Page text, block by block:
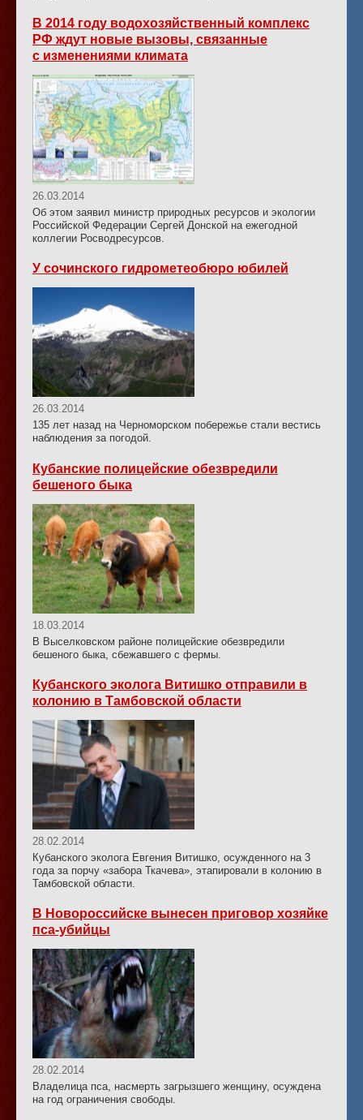
В 2014 году водохозяйственный комплекс
РФ ждут новые вызовы, связанные
с изменениями климата
26.03.2014
Об этом заявил министр природных ресурсов и экологии
Российской Федерации Сергей Донской на ежегодной
коллегии Росводресурсов.
У сочинского гидрометеобюро юбилей
26.03.2014
135 лет назад на Черноморском побережье стали вестись
наблюдения за погодой.
Кубанские полицейские обезвредили
бешеного быка
18.03.2014
В Выселковском районе полицейские обезвредили
бешеного быка, сбежавшего с фермы.
Кубанского эколога Витишко отправили в
колонию в Тамбовской области
28.02.2014
Кубанского эколога Евгения Витишко, осужденного на 3
года за порчу «забора Ткачева», этапировали в колонию в
Тамбовской области.
В Новороссийске вынесен приговор хозяйке
пса-убийцы
28.02.2014
Владелица пса, насмерть загрызшего женщину, осуждена
на год ограничения свободы.